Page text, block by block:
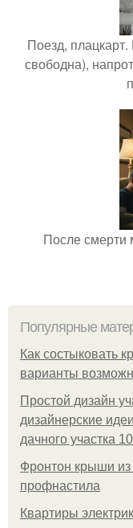
Поезд,
свободна),
После смерти
Популярные
Как состыковать
варианты
Простой дизайн
дизайнерские
дачного участка
Фронтон крыши
профнастила
Квартиры